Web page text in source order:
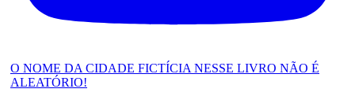
O NOME DA CIDADE FICTÍCIA NESSE LIVRO NÃO É
ALEATÓRIO!